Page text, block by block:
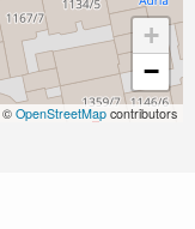
+
−
© OpenStreetMap contributors